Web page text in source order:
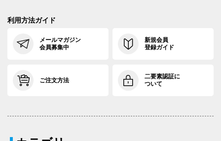
利用方法ガイド
メールマガジン
会員募集中
新規会員
登録ガイド
ご注文方法
二要素認証に
ついて